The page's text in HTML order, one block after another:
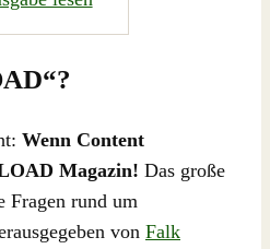
Wenn Content
Magazin! Das große
Fragen rund um
von Falk